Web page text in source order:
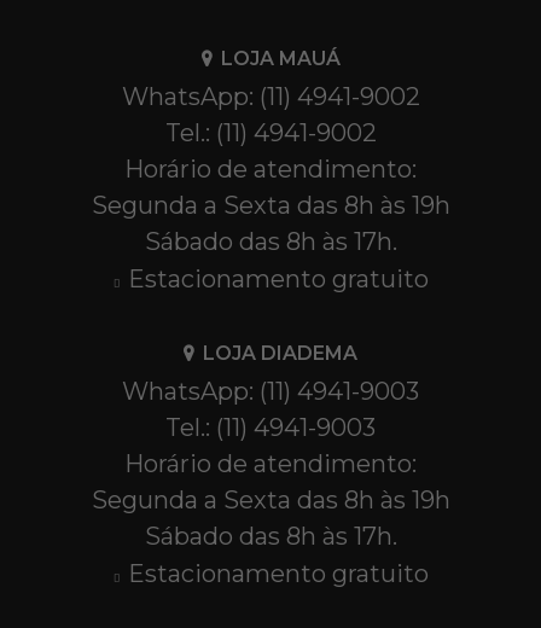
LOJA MAUÁ
WhatsApp: (11) 4941-9002
Tel.: (11) 4941-9002
Horário de atendimento:
Segunda a Sexta das 8h às 19h
Sábado das 8h às 17h.
Estacionamento gratuito
LOJA DIADEMA
WhatsApp: (11) 4941-9003
Tel.: (11) 4941-9003
Horário de atendimento:
Segunda a Sexta das 8h às 19h
Sábado das 8h às 17h.
Estacionamento gratuito